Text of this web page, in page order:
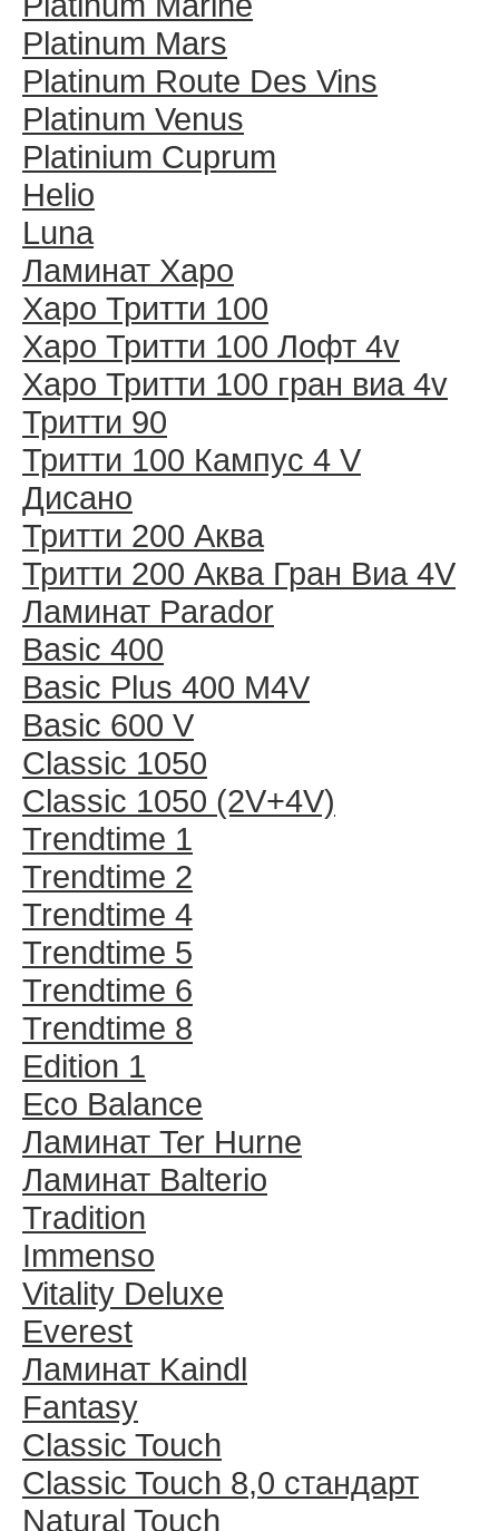
Platinum Mars
Platinum Route Des Vins
Platinum Venus
Platinium Cuprum
Helio
Luna
Ламинат Харо
Харо Тритти 100
Харо Тритти 100 Лофт 4v
Харо Тритти 100 гран виа 4v
Тритти 90
Тритти 100 Кампус 4 V
Дисано
Тритти 200 Аква
Тритти 200 Аква Гран Виа 4V
Ламинат Parador
Basic 400
Basic Plus 400 M4V
Basic 600 V
Classic 1050
Classic 1050 (2V+4V)
Trendtime 1
Trendtime 2
Trendtime 4
Trendtime 5
Trendtime 6
Trendtime 8
Edition 1
Eco Balance
Ламинат Ter Hurne
Ламинат Balterio
Tradition
Immenso
Vitality Deluxe
Everest
Ламинат Kaindl
Fantasy
Classic Touch
Classic Touch 8,0 стандарт
Natural Touch